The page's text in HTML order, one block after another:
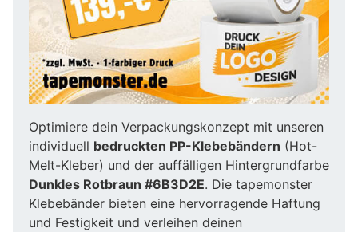
Optimiere dein Verpackungskonzept mit unseren
individuell bedruckten PP-Klebebändern (Hot-
Melt-Kleber) und der auffälligen Hintergrundfarbe
Dunkles Rotbraun #6B3D2E. Die tapemonster
Klebebänder bieten eine hervorragende Haftung
und Festigkeit und verleihen deinen